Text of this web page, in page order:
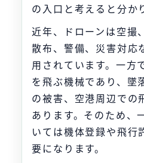
の入口と考えると分か
近年、ドローンは空撮
散布、警備、災害対応
用されています。一方
を飛ぶ機械であり、墜
の被害、空港周辺での
あります。そのため、
いては機体登録や飛行
要になります。